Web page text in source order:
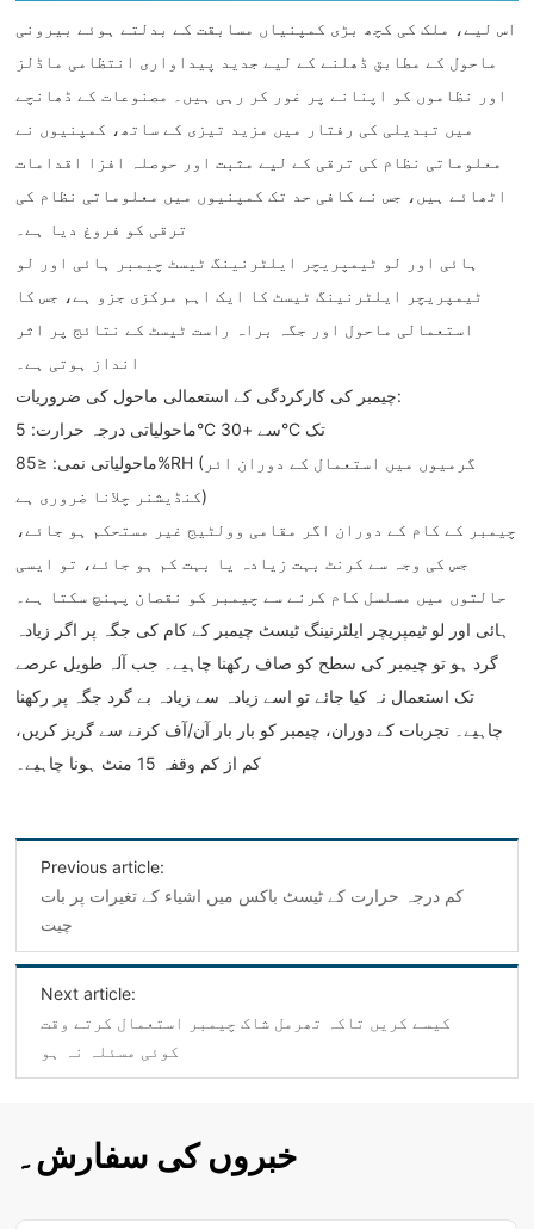
اس لیے، ملک کی کچھ بڑی کمپنیاں مسابقت کے بدلتے ہوئے بیرونی
ماحول کے مطابق ڈھلنے کے لیے جدید پیداواری انتظامی ماڈلز
اور نظاموں کو اپنانے پر غور کر رہی ہیں۔ مصنوعات کے ڈھانچے
میں تبدیلی کی رفتار میں مزید تیزی کے ساتھ، کمپنیوں نے
معلوماتی نظام کی ترقی کے لیے مثبت اور حوصلہ افزا اقدامات
اٹھائے ہیں، جس نے کافی حد تک کمپنیوں میں معلوماتی نظام کی
ترقی کو فروغ دیا ہے۔
ہائی اور لو ٹیمپریچر ایلٹرنینگ ٹیسٹ چیمبر ہائی اور لو
ٹیمپریچر ایلٹرنینگ ٹیسٹ کا ایک اہم مرکزی جزو ہے، جس کا
استعمالی ماحول اور جگہ براہ راست ٹیسٹ کے نتائج پر اثر
انداز ہوتی ہے۔
چیمبر کی کارکردگی کے استعمالی ماحول کی ضروریات:
ماحولیاتی درجہ حرارت: 5°C سے +30°C تک
ماحولیاتی نمی: ≤85%RH (گرمیوں میں استعمال کے دوران ائر
کنڈیشنر چلانا ضروری ہے)
چیمبر کے کام کے دوران اگر مقامی وولٹیج غیر مستحکم ہو جائے،
جس کی وجہ سے کرنٹ بہت زیادہ یا بہت کم ہو جائے، تو ایسی
حالتوں میں مسلسل کام کرنے سے چیمبر کو نقصان پہنچ سکتا ہے۔
ہائی اور لو ٹیمپریچر ایلٹرنینگ ٹیسٹ چیمبر کے کام کی جگہ پر اگر زیادہ
گرد ہو تو چیمبر کی سطح کو صاف رکھنا چاہیے۔ جب آلہ طویل عرصے
تک استعمال نہ کیا جائے تو اسے زیادہ سے زیادہ بے گرد جگہ پر رکھنا
چاہیے۔ تجربات کے دوران، چیمبر کو بار بار آن/آف کرنے سے گریز کریں،
کم از کم وقفہ 15 منٹ ہونا چاہیے۔
Previous article:
کم درجہ حرارت کے ٹیسٹ باکس میں اشیاء کے تغیرات پر بات
چیت
Next article:
کیسے کریں تاکہ تھرمل شاک چیمبر استعمال کرتے وقت
کوئی مسئلہ نہ ہو
خبروں کی سفارش۔